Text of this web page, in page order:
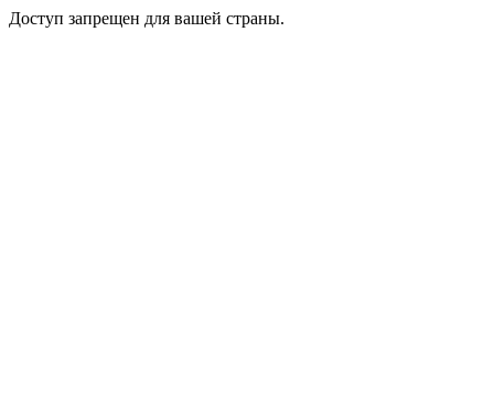
Доступ запрещен для вашей страны.